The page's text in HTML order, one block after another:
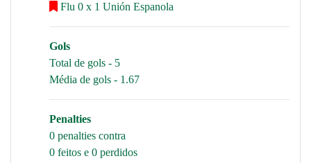
Flu 0 x 1 Unión Espanola
Gols
Total de gols - 5
Média de gols - 1.67
Penalties
0 penalties contra
0 feitos e 0 perdidos